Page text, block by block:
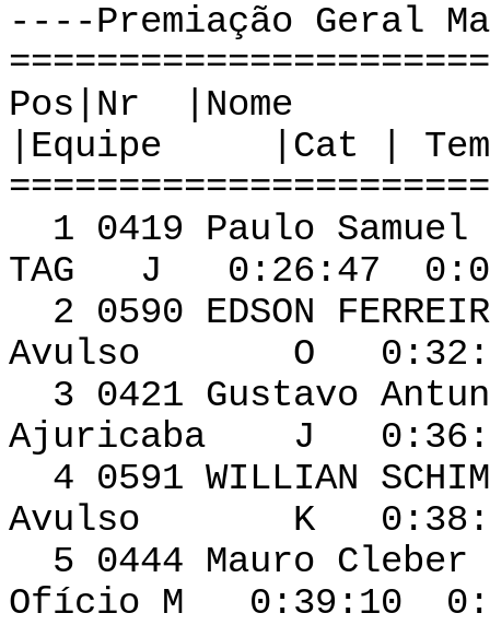
----Premiação Geral
Pos|Nr
|Equipe |Cat |
1 0419 Paulo Samuel
TAG J 0:26:47
2 0590
Avulso O
3 0421 Gustavo
Ajuricaba J
4 0591
Avulso K
5 0444 Mauro
Ofício M 0:39:10